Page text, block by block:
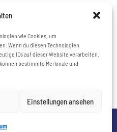
wie Cookies, um
Wenn du diesen Technologien
IDs auf dieser Website verarbeiten.
bestimmte Merkmale und
Einstellungen ansehen